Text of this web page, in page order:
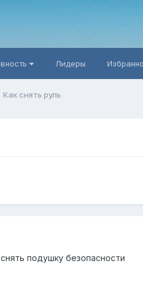
Лидеры
Как снять руль
подушку безопасности